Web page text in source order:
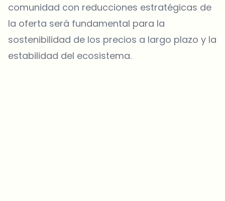
comunidad con reducciones estratégicas de
la oferta será fundamental para la
sostenibilidad de los precios a largo plazo y la
estabilidad del ecosistema.